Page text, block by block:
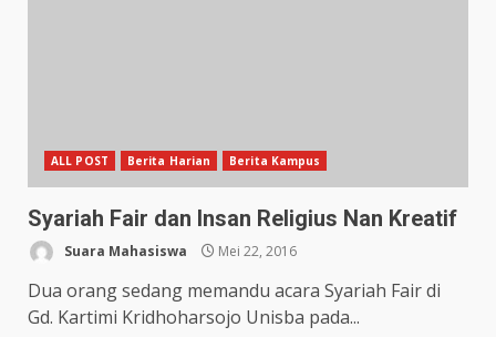
ALL POST Berita Harian Berita Kampus
Syariah Fair dan Insan Religius Nan Kreatif
Suara Mahasiswa Mei 22, 2016
Dua orang sedang memandu acara Syariah Fair di
Gd. Kartimi Kridhoharsojo Unisba pada...